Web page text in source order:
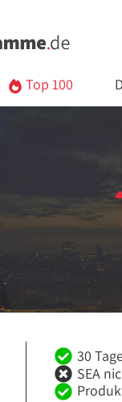
Top 100
30
SEA